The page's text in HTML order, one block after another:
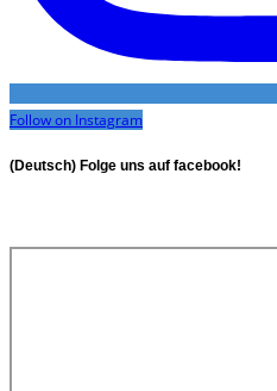
Follow on Instagram
(Deutsch) Folge uns auf facebook!